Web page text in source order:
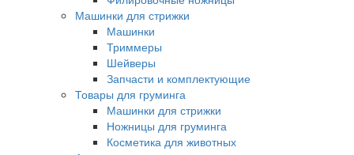
Машинки для стрижки
Машинки
Триммеры
Шейверы
Запчасти и комплектующие
Товары для груминга
Машинки для стрижки
Ножницы для груминга
Косметика для животных